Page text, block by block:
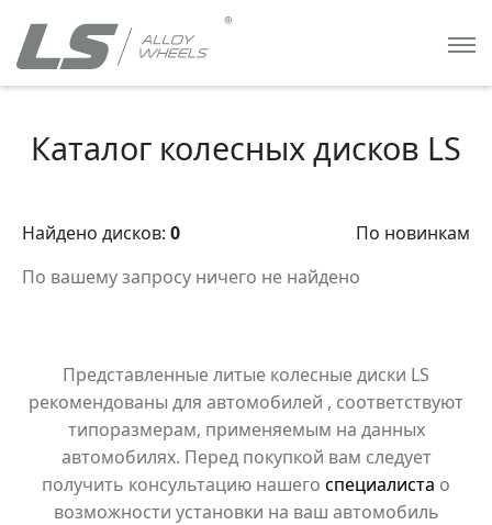
Каталог колесных дисков LS
Найдено дисков: 0
По новинкам
По вашему запросу ничего не найдено
Представленные литые колесные диски LS
рекомендованы для автомобилей , соответствуют
типоразмерам, применяемым на данных
автомобилях. Перед покупкой вам следует
получить консультацию нашего специалиста о
возможности установки на ваш автомобиль